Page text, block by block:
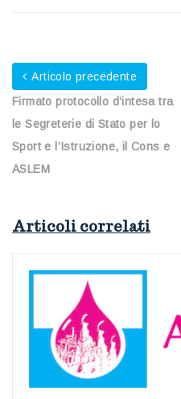
Articolo precedente
Firmato protocollo d’intesa tra
le Segreterie di Stato per lo
Sport e l’Istruzione, il Cons e
ASLEM
Articoli correlati